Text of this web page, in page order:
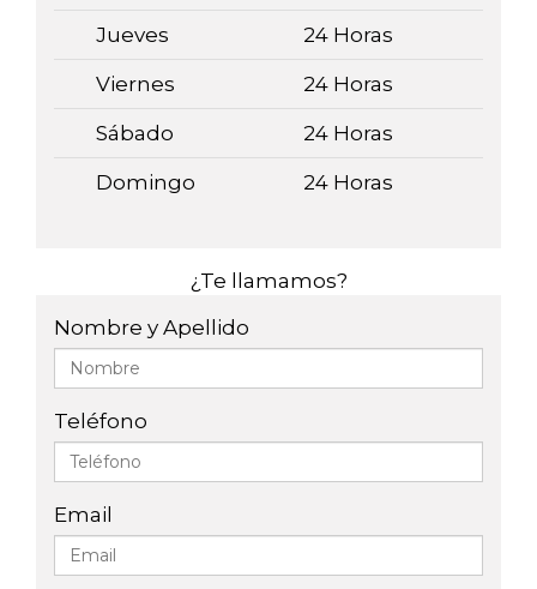
Jueves 24 Horas
Viernes 24 Horas
Sábado 24 Horas
Domingo 24 Horas
¿Te llamamos?
Nombre y Apellido
Teléfono
Email